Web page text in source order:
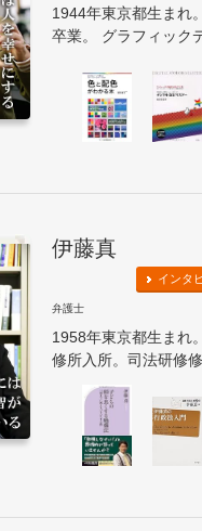
1944年東京都生まれ
卒業。 グラフィック
伊藤真
インタ
弁護士
1958年東京都生まれ
修所入所。司法研修